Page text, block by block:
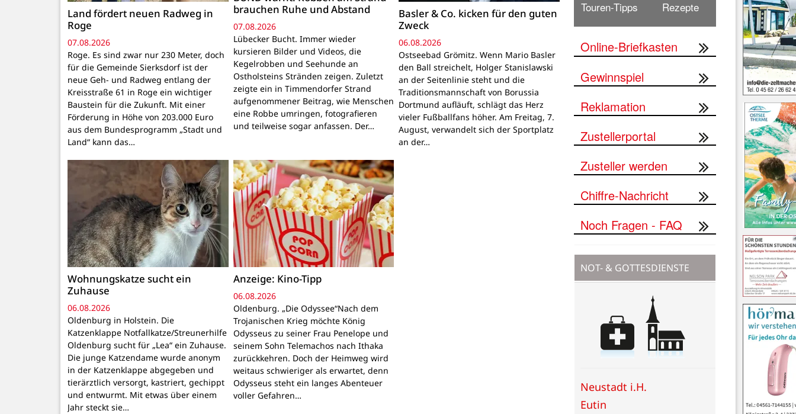
Land fördert neuen Radweg in
Roge
07.08.2026
Roge. Es sind zwar nur 230 Meter, doch
für die Gemeinde Sierksdorf ist der
neue Geh- und Radweg entlang der
Kreisstraße 61 in Roge ein wichtiger
Baustein für die Zukunft. Mit einer
Förderung in Höhe von 203.000 Euro
aus dem Bundesprogramm „Stadt und
Land“ kann das…
brauchen Ruhe und Abstand
07.08.2026
Lübecker Bucht. Immer wieder
kursieren Bilder und Videos, die
Kegelrobben und Seehunde an
Ostholsteins Stränden zeigen. Zuletzt
zeigte ein in Timmendorfer Strand
aufgenommener Beitrag, wie Menschen
eine Robbe umringen, fotografieren
und teilweise sogar anfassen. Der…
Basler & Co. kicken für den guten
Zweck
06.08.2026
Ostseebad Grömitz. Wenn Mario Basler
den Ball streichelt, Holger Stanislawski
an der Seitenlinie steht und die
Traditionsmannschaft von Borussia
Dortmund aufläuft, schlägt das Herz
vieler Fußballfans höher. Am Freitag, 7.
August, verwandelt sich der Sportplatz
an der…
Wohnungskatze sucht ein
Zuhause
06.08.2026
Oldenburg in Holstein. Die
Katzenklappe Notfallkatze/Streunerhilfe
Oldenburg sucht für „Lea“ ein Zuhause.
Die junge Katzendame wurde anonym
in der Katzenklappe abgegeben und
tierärztlich versorgt, kastriert, gechippt
und entwurmt. Mit etwas über einem
Jahr steckt sie…
Anzeige: Kino-Tipp
06.08.2026
Oldenburg. „Die Odyssee“Nach dem
Trojanischen Krieg möchte König
Odysseus zu seiner Frau Penelope und
seinem Sohn Telemachos nach Ithaka
zurückkehren. Doch der Heimweg wird
weitaus schwieriger als erwartet, denn
Odysseus steht ein langes Abenteuer
voller Gefahren…
Touren-Tipps Rezepte
Online-Briefkasten
Gewinnspiel
Reklamation
Zustellerportal
Zusteller werden
Chiffre-Nachricht
Noch Fragen - FAQ
NOT- & GOTTESDIENSTE
Neustadt i.H.
Eutin